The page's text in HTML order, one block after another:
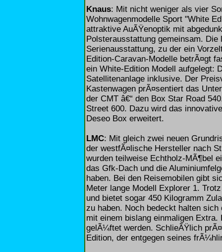
Knaus: Mit nicht weniger als vier
Wohnwagenmodelle Sport "White
attraktive AuÃŸenoptik mit
Polsterausstattung gemeinsam.
Serienausstattung, zu der ein
Edition-Caravan-Modelle betrÃ¤gt
ein White-Edition Modell aufgelegt:
Satellitenanlage inklusive. Der
Kastenwagen prÃ¤sentiert das
der CMT â€“ den Box Star Road
Street 600. Dazu wird das
Deseo Box erweitert.
LMC: Mit gleich zwei neuen
der westfÃ¤lische Hersteller nach
wurden teilweise Echtholz-MÃ¶bel
das Gfk-Dach und die
haben. Bei den Reisemobilen gibt
Meter lange Modell Explorer 1.
und bietet sogar 450 Kilogramm
zu haben. Noch bedeckt halten
mit einem bislang einmaligen
gelÃ¼ftet werden. SchlieÃŸlich
Edition, der entgegen seines